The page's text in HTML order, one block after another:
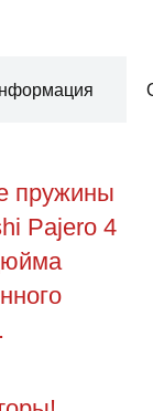
пружины
Pajero 4